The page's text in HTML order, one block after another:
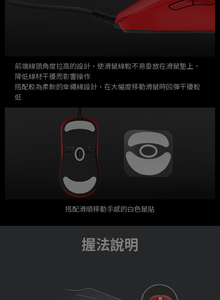
前端線頭角度拉高的設計，使滑鼠線較不易垂放在滑鼠墊上，
降低線材干擾而影響操作
搭配較為柔軟的傘繩線設計，在大幅度移動滑鼠時回彈干擾較
低
搭配滑順移動手感的白色鼠貼
握法說明